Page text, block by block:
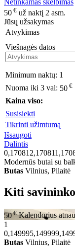
Netinkamas skelbimas
50 € už naktį 2 asm.
Jūsų užsakymas
Atvykimas
Viešnagės datos
Minimum naktų: 1
Nuoma iki 3 val: 50 €
Kaina viso:
Susisiekti
Tikrinti užimtumą
Išsaugoti
Dalintis
Modernūs butai su
Butas Vilnius, Pilaitė
Kiti
50€ Kalendorius
1
Butas Vilnius, Pilaitė